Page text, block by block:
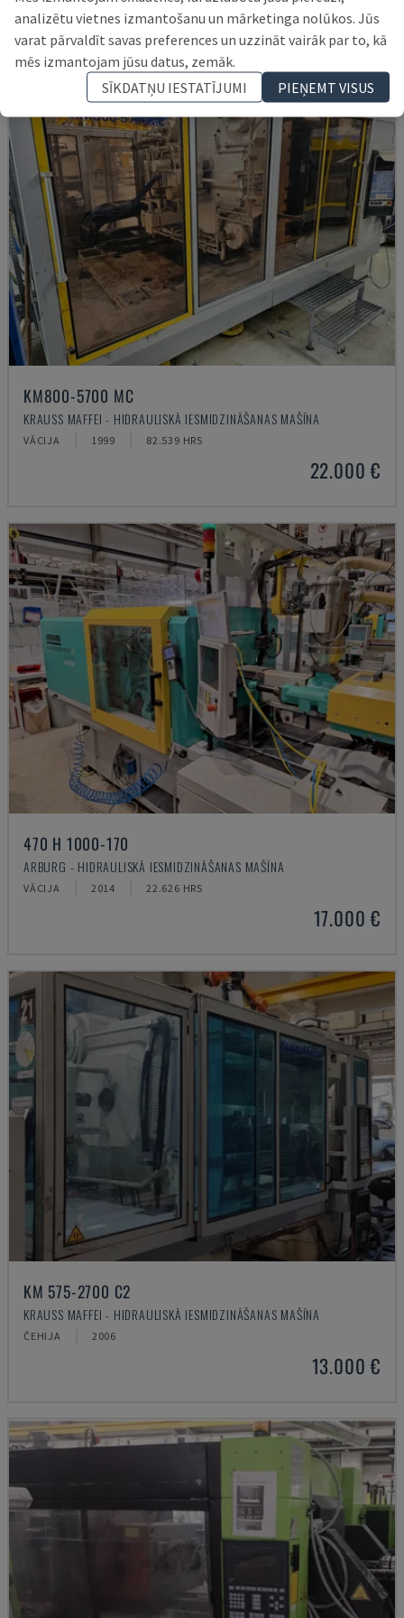
62.000 €
KM800-5700 MC
KRAUSS MAFFEI - HIDRAULISKĀ IESMIDZINĀŠANAS MAŠĪNA
VĀCIJA 1999 82.539 HRS
22.000 €
470 H 1000-170
ARBURG - HIDRAULISKĀ IESMIDZINĀŠANAS MAŠĪNA
VĀCIJA 2014 22.626 HRS
17.000 €
KM 575-2700 C2
KRAUSS MAFFEI - HIDRAULISKĀ IESMIDZINĀŠANAS MAŠĪNA
ČEHIJA 2006
13.000 €
analizētu vietnes izmantošanu un mārketinga nolūkos. Jūs
varat pārvaldīt savas preferences un uzzināt vairāk par to, kā
mēs izmantojam jūsu datus, zemāk.
SĪKDATŅU IESTATĪJUMI
PIEŅEMT VISUS